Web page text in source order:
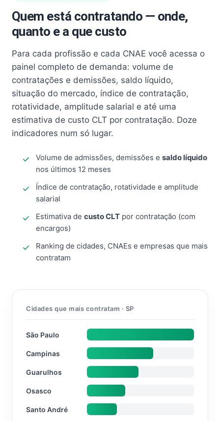
Quem está contratando — onde,
quanto e a que custo
Para cada profissão e cada CNAE você acessa o
painel completo de demanda: volume de
contratações e demissões, saldo líquido,
situação do mercado, índice de contratação,
rotatividade, amplitude salarial e até uma
estimativa de custo CLT por contratação. Doze
indicadores num só lugar.
Volume de admissões, demissões e saldo líquido
nos últimos 12 meses
Índice de contratação, rotatividade e amplitude
salarial
Estimativa de custo CLT por contratação (com
encargos)
Ranking de cidades, CNAEs e empresas que mais
contratam
Cidades que mais contratam · SP
São Paulo
Campinas
Guarulhos
Osasco
Santo André